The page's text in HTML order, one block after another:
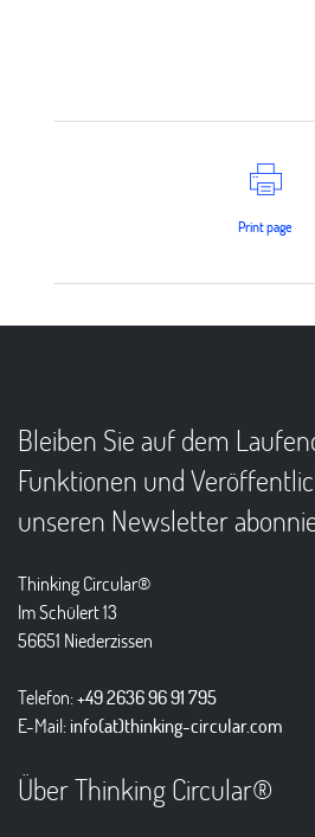
Print page
Bleiben Sie auf dem
Funktionen und
unseren Newsletter
Thinking Circular®
Im Schülert 13
56651 Niederzissen
Telefon:+49 2636 96 91 795
E-Mail:info(at)thinking-circular.com
Über Thinking Circular®